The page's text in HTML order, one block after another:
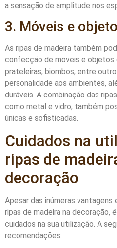
a sensação de amplitude nos
3. Móveis e
As ripas de madeira também
confecção de móveis e objetos
prateleiras, biombos, entre
personalidade aos ambientes,
duráveis. A combinação das
como metal e vidro, também
únicas e sofisticadas.
Cuidados na
ripas de
decoração
Apesar das inúmeras vantagens
ripas de madeira na decoração,
cuidados na sua utilização. A
recomendações: